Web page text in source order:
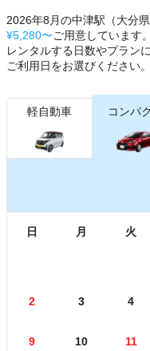
2026年8月の中津駅（大分
¥5,280〜ご用意しています。
レンタルする日数やプラン
ご利用日をお選びください。
軽自動車 コンパ
日 月 火
2 3 4
9 10 11